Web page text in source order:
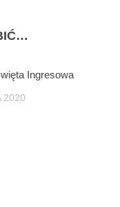
Ingresowa
2020